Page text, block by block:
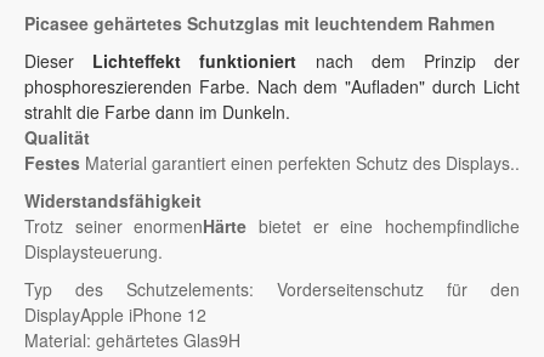
Picasee gehärtetes Schutzglas mit leuchtendem Rahmen
Dieser Lichteffekt funktioniert nach dem Prinzip der
phosphoreszierenden Farbe. Nach dem "Aufladen" durch Licht
strahlt die Farbe dann im Dunkeln.
Qualität
Festes Material garantiert einen perfekten Schutz des Displays..
Widerstandsfähigkeit
Trotz seiner enormenHärte bietet er eine hochempfindliche
Displaysteuerung.
Typ des Schutzelements: Vorderseitenschutz für den
DisplayApple iPhone 12
Material: gehärtetes Glas9H